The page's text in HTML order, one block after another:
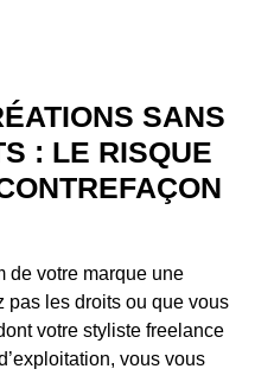
SANS
: LE RISQUE
de votre marque une
pas les droits ou que vous
votre styliste freelance
vous vous